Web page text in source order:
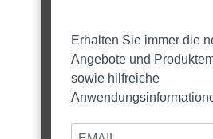
Erhalten Sie immer die
Angebote und
sowie hilfreiche